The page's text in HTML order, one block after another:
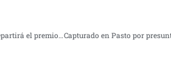
Alejandro Estrada sorprendió a todos: así repartirá el premio que prometió entregar